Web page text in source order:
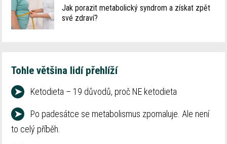
Jak porazit metabolický syndrom a získat zpět
své zdraví?
Tohle většina lidí přehlíží
➤ Ketodieta – 19 důvodů, proč NE ketodieta
➤
Po padesátce se metabolismus zpomaluje. Ale není
to celý příběh.